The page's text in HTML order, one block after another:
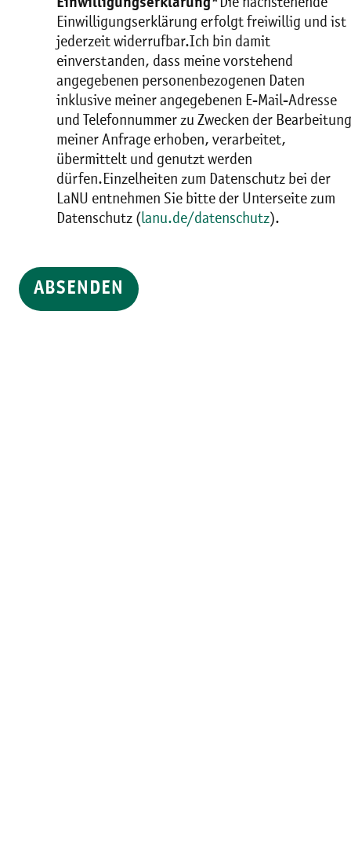
Einwilligungserklärung* Die nachstehende
Einwilligungserklärung erfolgt freiwillig und ist
jederzeit widerrufbar.Ich bin damit
einverstanden, dass meine vorstehend
angegebenen personenbezogenen Daten
inklusive meiner angegebenen E-Mail-Adresse
und Telefonnummer zu Zwecken der Bearbeitung
meiner Anfrage erhoben, verarbeitet,
übermittelt und genutzt werden
dürfen.Einzelheiten zum Datenschutz bei der
LaNU entnehmen Sie bitte der Unterseite zum
Datenschutz (lanu.de/datenschutz).
ABSENDEN